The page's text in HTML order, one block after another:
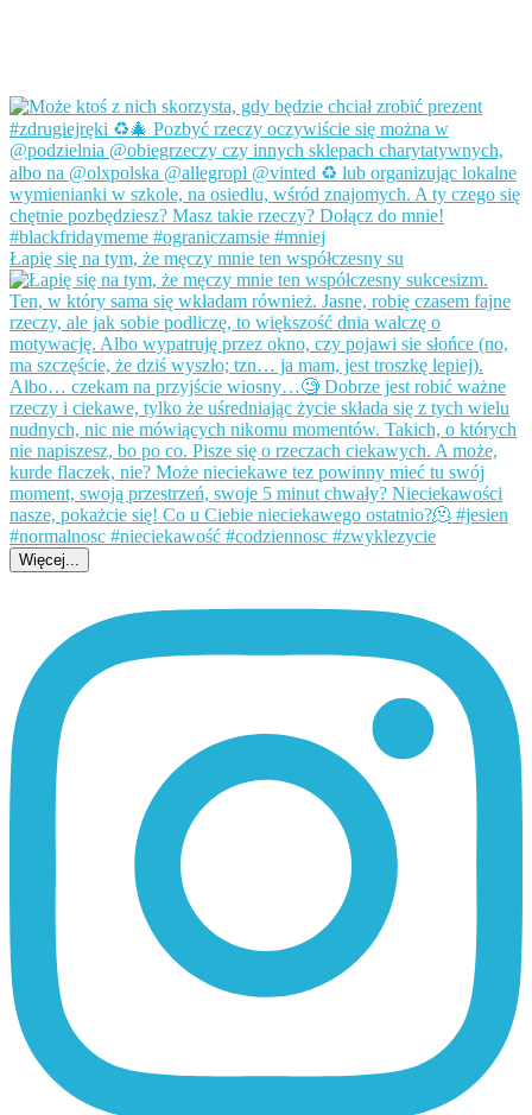
Łapię się na tym, że męczy mnie ten współczesny su
Więcej...